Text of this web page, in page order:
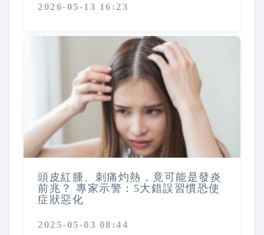
2026-05-13 16:23
頭皮紅腫、刺痛灼熱，竟可能是發炎
前兆？ 專家示警：5大錯誤習慣恐使
症狀惡化
2025-05-03 08:44